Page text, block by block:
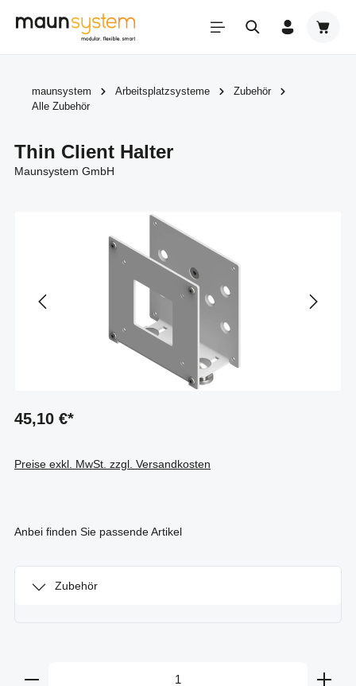
Zum Hauptinhalt springen
maunsystem Arbeitsplatzsysteme
Zubehör
Alle Zubehör
Thin Client Halter
Maunsystem GmbH
45,10 €*
Preise exkl. MwSt. zzgl. Versandkosten
Anbei finden Sie passende Artikel
Zubehör
Produkt Anzahl: Gib den gewünschten Wert ein